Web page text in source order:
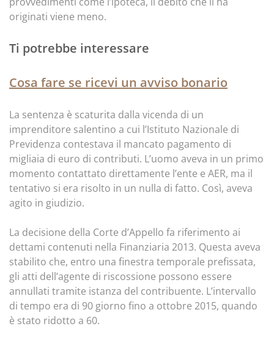
originati viene meno.
Ti potrebbe interessare
Cosa fare se ricevi un avviso bonario
La sentenza è scaturita dalla vicenda di un
imprenditore salentino a cui l’Istituto Nazionale di
Previdenza contestava il mancato pagamento di
migliaia di euro di contributi. L’uomo aveva in un primo
momento contattato direttamente l’ente e AER, ma il
tentativo si era risolto in un nulla di fatto. Così, aveva
agito in giudizio.
La decisione della Corte d’Appello fa riferimento ai
dettami contenuti nella Finanziaria 2013. Questa aveva
stabilito che, entro una finestra temporale prefissata,
gli atti dell’agente di riscossione possono essere
annullati tramite istanza del contribuente. L’intervallo
di tempo era di 90 giorno fino a ottobre 2015, quando
è stato ridotto a 60.